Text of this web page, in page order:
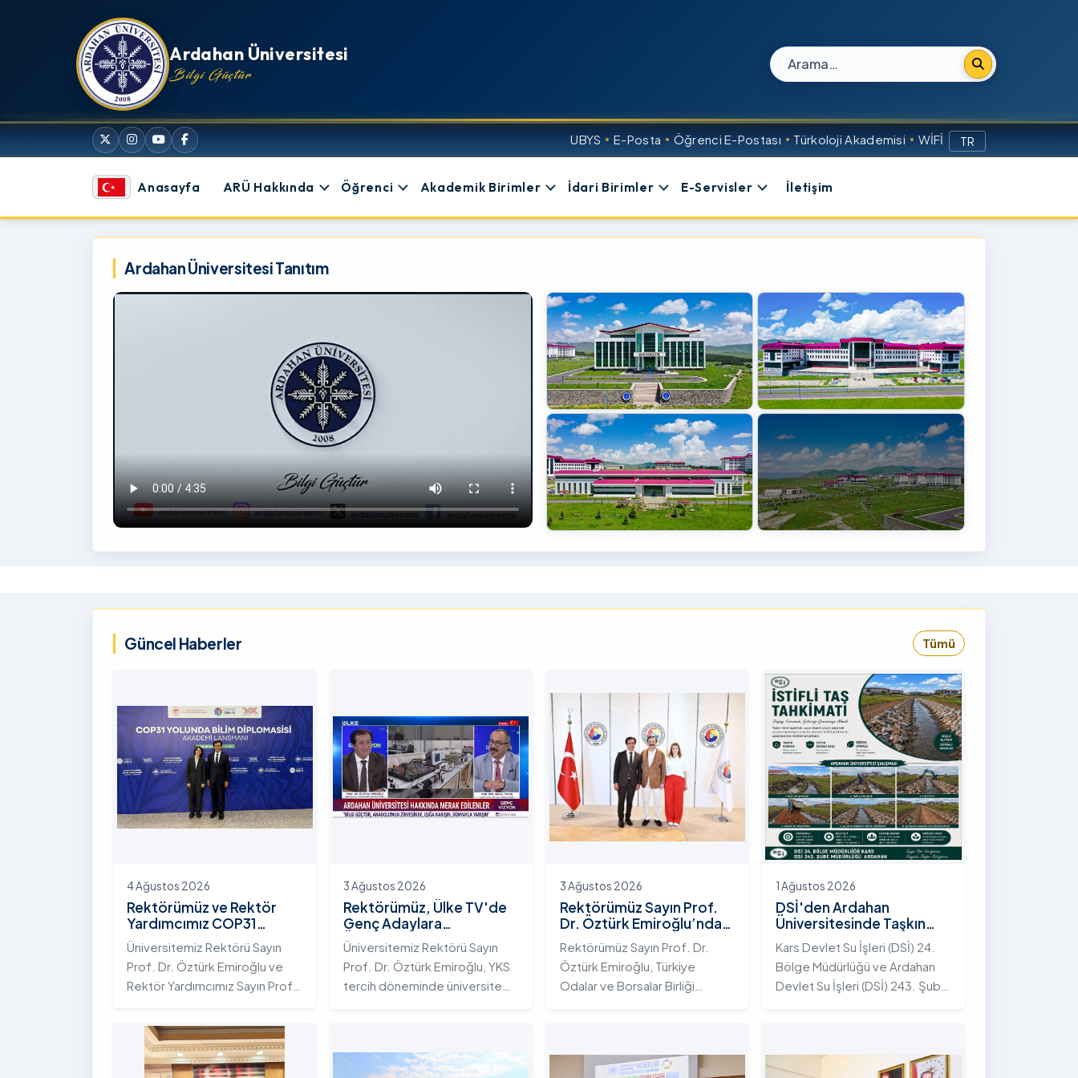
Ardahan Üniversitesi
Bilgi Güçtür Site içi arama
UBYS E-Posta Öğrenci E-Postası Türkoloji Akademisi WİFİ TR
Anasayfa ARÜ Hakkında Öğrenci Akademik Birimler İdari Birimler E-Servisler İletişim
Ardahan Üniversitesi
Ardahan Üniversitesi Tanıtım
İzlemek
Tıklayınız
Güncel Haberler Tümü
4 Ağustos 2026
Rektörümüz ve Rektör
Yardımcımız COP31
Yolunda Bilim Diplomasisi
Akademi Lansmanı
Toplantısına Katıldı
Üniversitemiz Rektörü Sayın
Prof. Dr. Öztürk Emiroğlu ve
Rektör Yardımcımız Sayın Prof.
Kurulu (YÖK) ev sahipliğinde 4
Ağustos 2026 tarihinde
Ankara’da düzenlenen “COP31
3 Ağustos 2026
Rektörümüz, Ülke TV'de
Genç Adaylara
Üniversitemizin Eğitim
Ekosistemini ve Sunduğu
Nitelikli İmkânları Anlattı
Üniversitemiz Rektörü Sayın
Prof. Dr. Öztürk Emiroğlu, YKS
tercih döneminde üniversite
kurumsal yetkinliğini, akademik
3 Ağustos 2026
Rektörümüz Sayın Prof.
Dr. Öztürk Emiroğlu’ndan
TOBB Başkanı Sayın M.
Rifat Hisarcıklıoğlu’na
Ziyaret
Rektörümüz Sayın Prof. Dr.
Öztürk Emiroğlu, Türkiye
Odalar ve Borsalar Birliği
Rektörümüze, eşi Sayın Dr.
1 Ağustos 2026
DSİ'den Ardahan
Üniversitesinde Taşkın
Koruma Projesi: İstifli Taş
Tahkimatı Çalışmaları
Tamamlandı
Kars Devlet Su İşleri (DSİ) 24.
Bölge Müdürlüğü ve Ardahan
Devlet Su İşleri (DSİ) 243. Şube
Üniversitesi yerleşkesinde